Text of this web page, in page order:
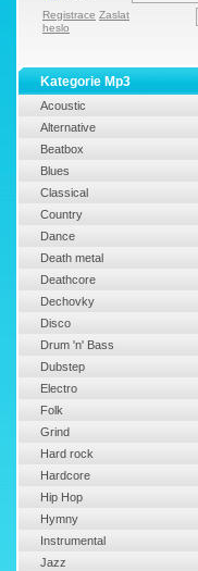
Registrace Zaslat
heslo
Kategorie Mp3
Acoustic
Alternative
Beatbox
Blues
Classical
Country
Dance
Death metal
Deathcore
Dechovky
Disco
Drum 'n' Bass
Dubstep
Electro
Folk
Grind
Hard rock
Hardcore
Hip Hop
Hymny
Instrumental
Jazz